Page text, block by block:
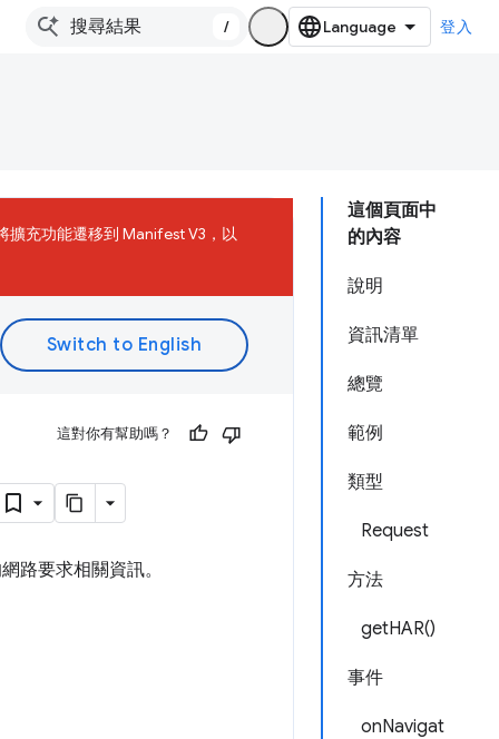
/ 登入
這個頁面中
的內容
說明
資訊清單
總覽
範例
類型
Request
方法
getHAR()
事件
onNavigat
擴充功能遷移到 Manifest V3，以
這對你有幫助嗎？
路要求相關資訊。